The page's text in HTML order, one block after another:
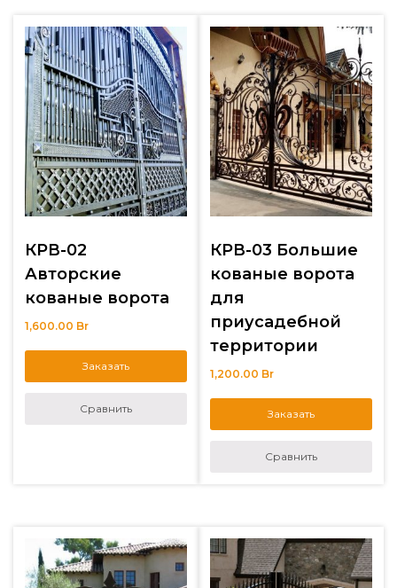
КРВ-02
Авторские
кованые ворота
1,600.00 Br
Заказать
Сравнить
КРВ-03 Большие
кованые ворота
для
приусадебной
территории
1,200.00 Br
Заказать
Сравнить